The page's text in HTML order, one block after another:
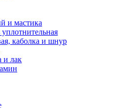
и мастика
каболка и шнур
и лак